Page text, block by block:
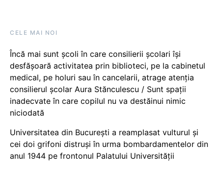
CELE MAI NOI
Încă mai sunt școli în care consilierii școlari își
desfășoară activitatea prin biblioteci, pe la cabinetul
medical, pe holuri sau în cancelarii, atrage atenția
consilierul școlar Aura Stănculescu / Sunt spații
inadecvate în care copilul nu va destăinui nimic
niciodată
Universitatea din București a reamplasat vulturul și
cei doi grifoni distruși în urma bombardamentelor din
anul 1944 pe frontonul Palatului Universității